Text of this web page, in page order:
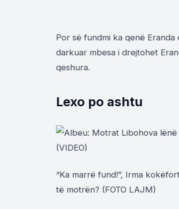
Por së fundmi ka qenë
darkuar mbesa i drejtohet
qeshura.
Lexo po ashtu
“Ka marrë fund!”, Irma
të motrën? (FOTO LAJM)